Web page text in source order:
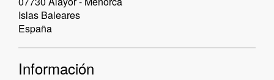
Islas Baleares
España
Información